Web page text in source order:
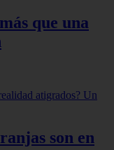
que una
son en